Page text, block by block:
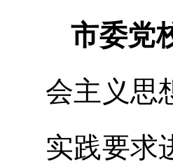
市委党
会主义思
实践要求